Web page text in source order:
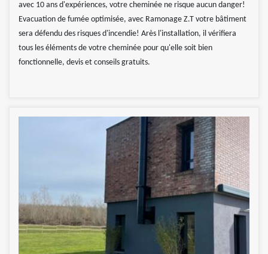
avec 10 ans d'expériences, votre cheminée ne risque aucun danger!
Evacuation de fumée optimisée, avec Ramonage Z.T votre bâtiment
sera défendu des risques d'incendie! Arès l'installation, il vérifiera
tous les éléments de votre cheminée pour qu'elle soit bien
fonctionnelle, devis et conseils gratuits.